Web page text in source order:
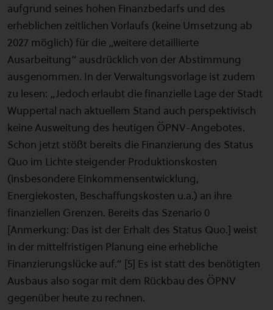
aufgrund seines hohen Finanzbedarfs und des
erheblichen zeitlichen Vorlaufs (keine Umsetzung ab
2027 möglich) für die „weitere detaillierte
Ausarbeitung“ ausdrücklich von der Abstimmung
ausgenommen. In der Verwaltungsvorlage ist zudem
zu lesen: „Jedoch erlaubt die finanzielle Lage der Stadt
Wuppertal nach aktuellem Stand auch perspektivisch
keine Ausweitung des heutigen ÖPNV-Angebotes.
Schon jetzt stößt bereits die Finanzierung des Status
Quo im Lichte steigender Produktionskosten
(insbesondere Einkommensentwicklung,
Energiekosten, Beschaffungskosten u.a.) an ihre
finanziellen Grenzen. Bereits das Szenario 0
[Anmerkung: Das ist der Erhalt des Status Quo.] weist
in der mittelfristigen Planung eine erhebliche
Finanzierungslücke auf.“ [5] Es ist statt des benötigten
Ausbaus also sogar mit dem Rückbau des ÖPNV
gegenüber heute zu rechnen.